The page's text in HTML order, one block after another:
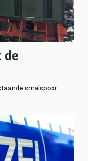
de
smalspoor